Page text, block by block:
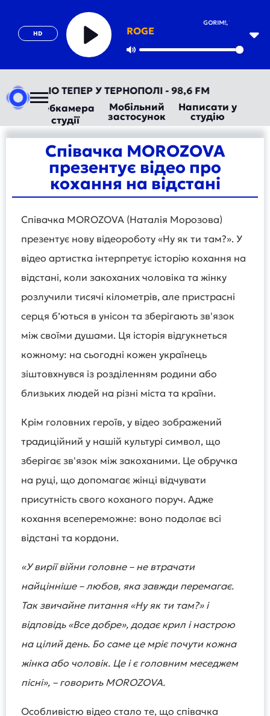
HD
GORIM!, YUZVIK, MC
ROGE
Play
ТЕПЕР У ТЕРНОПОЛІ - 98,6 FM
Вебкамера
студії
Мобільний
застосунок
Написати у
студію
Співачка MOROZOVA
презентує відео про
кохання на відстані
Співачка MOROZOVA (Наталія Морозова)
презентує нову відеороботу «Ну як ти там?». У
відео артистка інтерпретує історію кохання на
відстані, коли закоханих чоловіка та жінку
розлучили тисячі кілометрів, але пристрасні
серця б’ються в унісон та зберігають зв'язок
між своїми душами. Ця історія відгукнеться
кожному: на сьогодні кожен українець
зіштовхнувся із розділенням родини або
близьких людей на різні міста та країни.
Крім головних героїв, у відео зображений
традиційний у нашій культурі символ, що
зберігає зв'язок між закоханими. Це обручка
на руці, що допомагає жінці відчувати
присутність свого коханого поруч. Адже
кохання всепереможне: воно подолає всі
відстані та кордони.
«У вирії війни головне – не втрачати
найцінніше – любов, яка завжди перемагає.
Так звичайне питання «Ну як ти там?» і
відповідь «Все добре», додає крил і настрою
на цілий день. Бо саме це мріє почути кожна
жінка або чоловік. Це і є головним меседжем
пісні», – говорить MOROZOVA.
Особливістю відео стало те, що співачка